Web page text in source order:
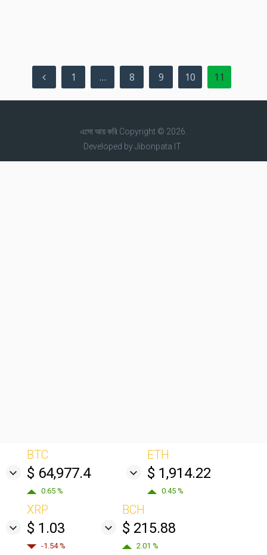
Posts
pagination
1 … 8 9 10 11
এসো আয় করিCopyright © 2026.
Developed byJibonpata IT
BTC
$ 64,977.4
0.65 %
ETH
$ 1,914.22
0.45 %
XRP
$ 1.03
-1.54 %
BCH
$ 215.88
2.01 %